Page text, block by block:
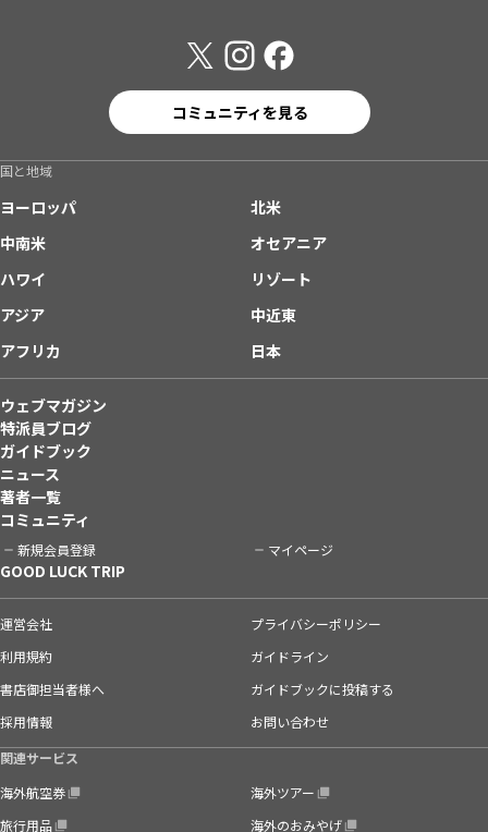
コミュニティを見る
国と地域
ヨーロッパ
北米
中南米
オセアニア
ハワイ
リゾート
アジア
中近東
アフリカ
日本
ウェブマガジン
特派員ブログ
ガイドブック
ニュース
著者一覧
コミュニティ
新規会員登録 マイページ
GOOD LUCK TRIP
運営会社
プライバシーポリシー
利用規約
ガイドライン
書店御担当者様へ
ガイドブックに投稿する
採用情報
お問い合わせ
関連サービス
海外航空券
海外ツアー
旅行用品
海外のおみやげ